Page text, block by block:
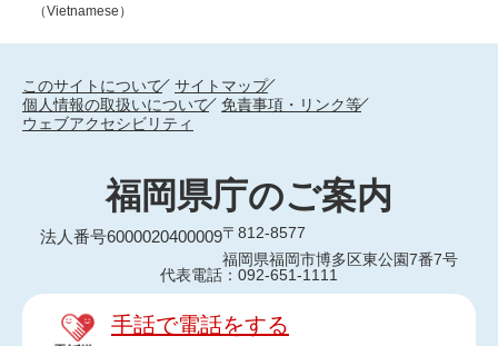
（Vietnamese）
このサイトについて
サイトマップ
個人情報の取扱いについて
免責事項・リンク等
ウェブアクセシビリティ
福岡県庁のご案内
法人番号6000020400009〒812-8577
福岡県福岡市博多区東公園7番7号
代表電話：092-651-1111
手話で電話をする